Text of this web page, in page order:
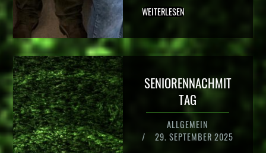
WEITERLESEN
SENIORENNACHMIT
TAG
ALLGEMEIN
/
29. SEPTEMBER 2025